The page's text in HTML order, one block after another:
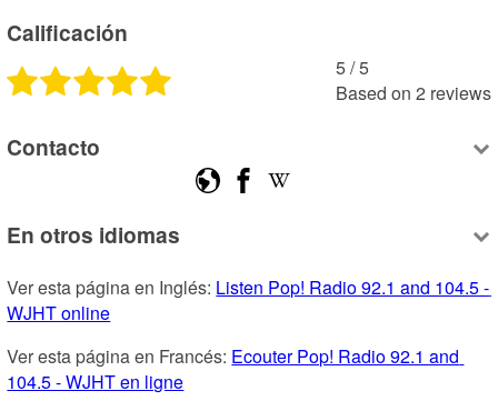
Calificación
5 /5
Based on 2 reviews
Contacto
En otros idiomas
Ver esta página en Inglés: Listen Pop! Radio 92.1 and 104.5 -
WJHT online
Ver esta página en Francés: Ecouter Pop! Radio 92.1 and
104.5 - WJHT en ligne